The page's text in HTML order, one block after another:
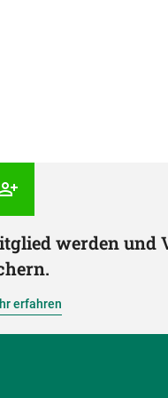
werden und
erfahren